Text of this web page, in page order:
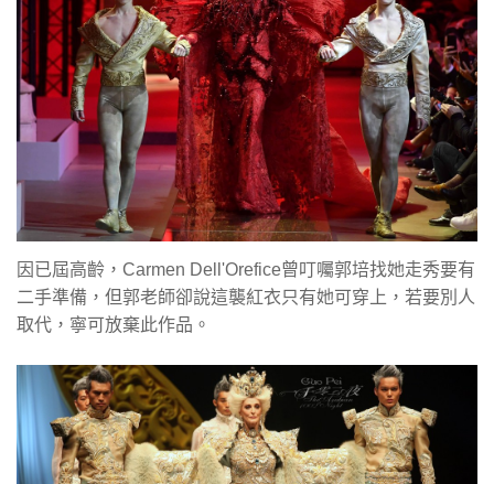
因已屆高齡，Carmen Dell'Orefice曾叮囑郭培找她走秀要有
二手準備，但郭老師卻說這襲紅衣只有她可穿上，若要別人
取代，寧可放棄此作品。